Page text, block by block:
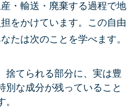
・輸送・廃棄する過程で地
をかけています。この自由
たは次のことを学べます。
捨てられる部分に、実は豊
別な成分が残っていること